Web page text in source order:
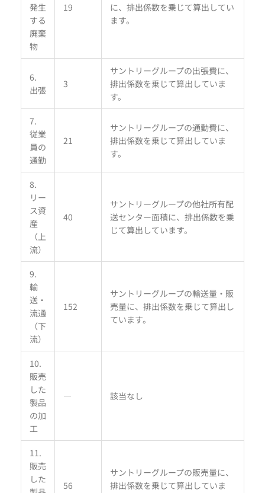
発生
する
廃棄
物
19
に、排出係数を乗じて算出してい
ます。
6.
出張
3
サントリーグループの出張費に、
排出係数を乗じて算出していま
す。
7.
従業
員の
通勤
21
サントリーグループの通勤費に、
排出係数を乗じて算出していま
す。
8.
リー
ス資
産
（上
流）
40
サントリーグループの他社所有配
送センター面積に、排出係数を乗
じて算出しています。
9.
輸
送・
流通
（下
流）
152
サントリーグループの輸送量・販
売量に、排出係数を乗じて算出し
ています。
10.
販売
した
製品
の加
工
― 該当なし
11.
販売
した
56
サントリーグループの販売量に、
排出係数を乗じて算出していま